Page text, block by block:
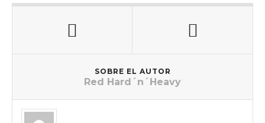
SOBRE EL AUTOR
Red Hard´n´Heavy